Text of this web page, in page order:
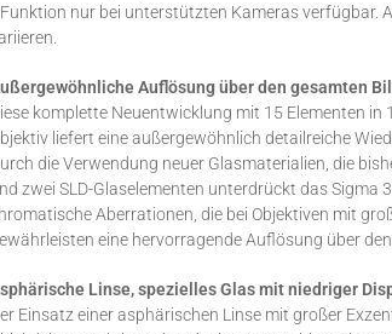
nur bei unterstützten Kameras verfügbar.
Auflösung über den gesamten
komplette Neuentwicklung mit 15 Elementen
liefert eine außergewöhnlich detailreiche
die Verwendung neuer Glasmaterialien, die
zwei SLD-Glaselementen unterdrückt das Sigma
Aberrationen, die bei Objektiven mit
eine hervorragende Auflösung über
Linse, spezielles Glas mit niedriger
Einsatz einer asphärischen Linse mit großer